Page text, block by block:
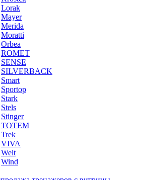
Lorak
Mayer
Merida
Moratti
Orbea
ROMET
SENSE
SILVERBACK
Smart
Sportop
Stark
Stels
Stinger
TOTEM
Trek
VIVA
Welt
Wind